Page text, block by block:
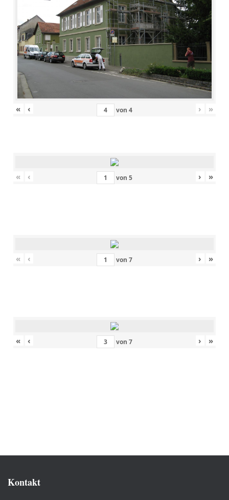
« ‹ von 4 › »
« ‹ von 5 › »
« ‹ von 7 › »
« ‹ von 7 › »
Kontakt